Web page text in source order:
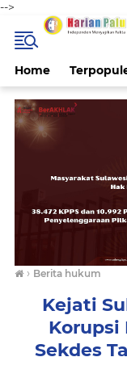
-->
Home
› Berita hukum
Kejati
Korupsi
Sekdes